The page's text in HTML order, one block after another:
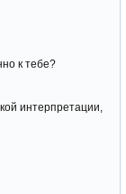
к тебе?
интерпретации,